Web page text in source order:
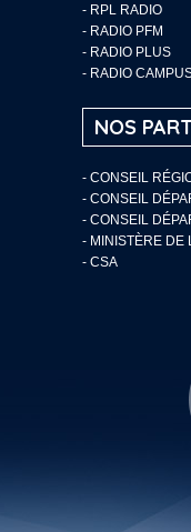
- RPL RADIO
- RADIO PFM
- RADIO PLUS
- RADIO
NOS
- CONSEIL
- CONSEIL
- CONSEIL
- MINISTÈRE DE
- CSA